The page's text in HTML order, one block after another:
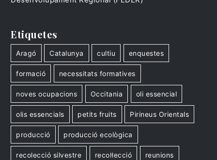
Etiquetes
Aragó Catalunya cultiu enquestes
formació necessitats formatives
noves ocupacions Occitania oli essencial
olis essencials petits fruits Pirineus Orientals
producció producció ecològica
recolecció silvestre recol·lecció reunions